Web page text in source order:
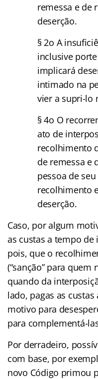
remessa e de
deserção.
§ 2o A
inclusive
implicará
intimado na
vier a supri-lo
§ 4o O
ato de
recolhimento
de remessa e
pessoa de
recolhimento
deserção.
Caso, por algum
as custas a tempo
pois, que o
(“sanção” para quem
quando da
lado, pagas as
motivo para
para complementá-
Por derradeiro,
com base, por
novo Código primou